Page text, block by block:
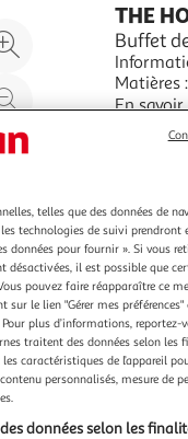
Agrandir
l'illustration
à
200%
Réduire
l'illustration
à
%
Partager
produit
THE
Buffet
Matières
Cuisine
Nombre
En savoir
Vendu
-25 %
288,99€
dont 9,73€
telles que des données de
technologies de suivi prendront
pour fournir ». Si vous
désactivées, il est possible que
pouvez faire réapparaître ce
le lien "Gérer mes préférences"
plus d’informations, reportez-
traitent des données selon les
caractéristiques de l’appareil
personnalisés, mesure de
données selon les